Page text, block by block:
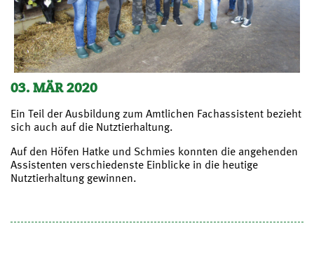
03. MÄR 2020
Ein Teil der Ausbildung zum Amtlichen Fachassistent bezieht
sich auch auf die Nutztierhaltung.
Auf den Höfen Hatke und Schmies konnten die angehenden
Assistenten verschiedenste Einblicke in die heutige
Nutztierhaltung gewinnen.